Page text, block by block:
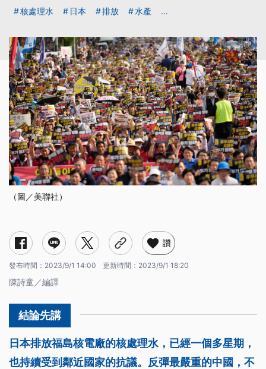
核處理水 日本 排放 水產 ...
（圖／美聯社）
讚
發布時間： 2023/9/1 14:00 更新時間： 2023/9/1 18:20
陳詩童／編譯
日本排放福島核電廠的核處理水，已經一個多星期，
也持續受到鄰近國家的抗議。反彈最嚴重的中國，不